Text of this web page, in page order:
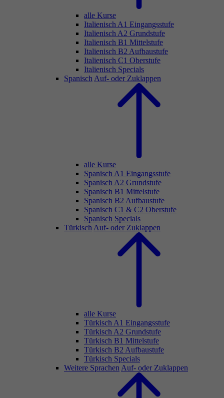
alle Kurse
Italienisch A1 Eingangsstufe
Italienisch A2 Grundstufe
Italienisch B1 Mittelstufe
Italienisch B2 Aufbaustufe
Italienisch C1 Oberstufe
Italienisch Specials
Spanisch Auf- oder Zuklappen
alle Kurse
Spanisch A1 Eingangsstufe
Spanisch A2 Grundstufe
Spanisch B1 Mittelstufe
Spanisch B2 Aufbaustufe
Spanisch C1 & C2 Oberstufe
Spanisch Specials
Türkisch Auf- oder Zuklappen
alle Kurse
Türkisch A1 Eingangsstufe
Türkisch A2 Grundstufe
Türkisch B1 Mittelstufe
Türkisch B2 Aufbaustufe
Türkisch Specials
Weitere Sprachen Auf- oder Zuklappen